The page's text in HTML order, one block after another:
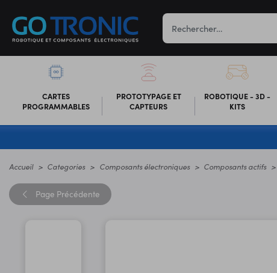
CARTES
PROGRAMMABLES
PROTOTYPAGE ET
CAPTEURS
ROBOTIQUE - 3D -
KITS
Accueil Categories Composants électroniques Composants actifs
Page Précédente